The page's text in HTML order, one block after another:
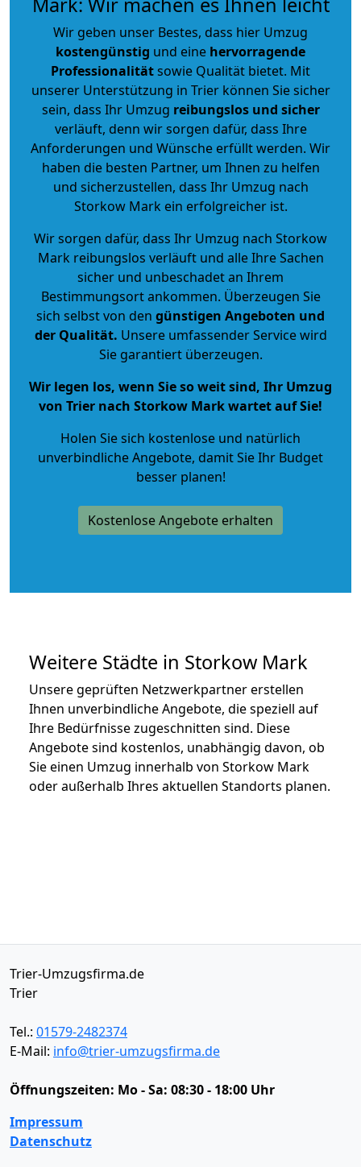
Wir geben unser Bestes, dass hier Umzug
kostengünstig und eine hervorragende
Professionalitätsowie Qualität bietet. Mit
unserer Unterstützung in Trier können Sie sicher
sein, dass Ihr Umzug reibungslos und sicher
verläuft, denn wir sorgen dafür, dass Ihre
Anforderungen und Wünsche erfüllt werden. Wir
haben die besten Partner, um Ihnen zu helfen
und sicherzustellen, dass Ihr Umzug nach
Storkow Mark ein erfolgreicher ist.
Wir sorgen dafür, dass Ihr Umzug nach Storkow
Mark reibungslos verläuft und alle Ihre Sachen
sicher und unbeschadet an Ihrem
Bestimmungsort ankommen. Überzeugen Sie
sich selbst von den günstigen Angeboten und
der Qualität. Unsere umfassender Service wird
Sie garantiert überzeugen.
Wir legen los, wenn Sie so weit sind, Ihr Umzug
von Trier nach Storkow Mark wartet auf Sie!
Holen Sie sich kostenlose und natürlich
unverbindliche Angebote, damit Sie Ihr Budget
besser planen!
Kostenlose Angebote erhalten
Weitere Städte in Storkow Mark
Unsere geprüften Netzwerkpartner erstellen
Ihnen unverbindliche Angebote, die speziell auf
Ihre Bedürfnisse zugeschnitten sind. Diese
Angebote sind kostenlos, unabhängig davon, ob
Sie einen Umzug innerhalb von Storkow Mark
oder außerhalb Ihres aktuellen Standorts planen.
Trier-Umzugsfirma.de
Trier
Tel.: 01579-2482374
E-Mail: info@trier-umzugsfirma.de
Öffnungszeiten: Mo - Sa: 08:30 - 18:00 Uhr
Impressum
Datenschutz